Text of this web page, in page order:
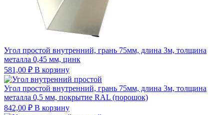
Угол простой внутренний, грань 75мм, длина 3м, толщина
металла 0,45 мм, цинк
581,00 ₽ В корзину
Угол простой внутренний, грань 75мм, длина 3м, толщина
металла 0,5 мм, покрытие RAL (порошок)
842,00 ₽ В корзину